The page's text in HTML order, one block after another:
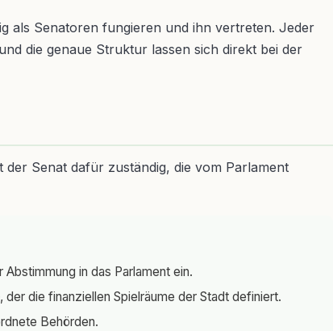
als Senatoren fungieren und ihn vertreten. Jeder
die genaue Struktur lassen sich direkt bei der
Senat dafür zuständig, die vom Parlament
in das Parlament ein.
die finanziellen Spielräume der Stadt definiert.
Behörden.